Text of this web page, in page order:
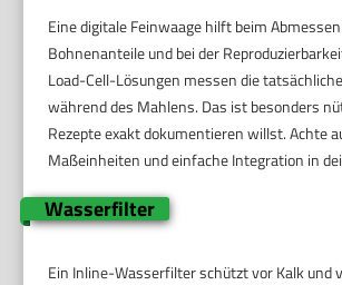
Eine digitale Feinwaage hilft beim
Bohnenanteile und bei der
Load-Cell-Lösungen messen die
während des Mahlens. Das ist besonders
Rezepte exakt dokumentieren willst. Achte
Maßeinheiten und einfache Integration in
Wasserfilter
Ein Inline-Wasserfilter schützt vor Kalk und